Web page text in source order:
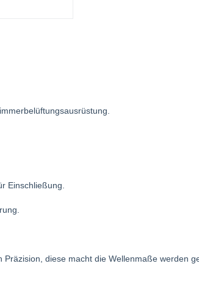
Einschließung.
diese macht die Wellenmaße werden